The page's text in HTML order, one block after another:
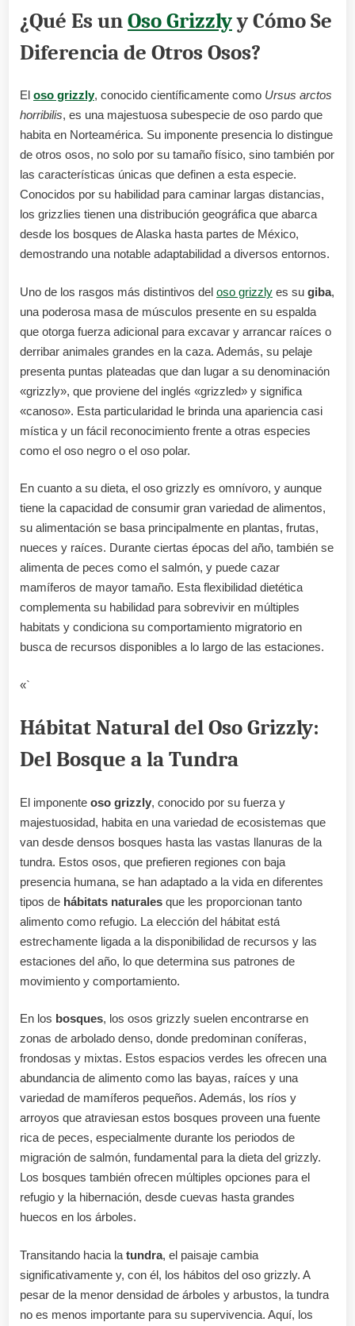
¿Qué Es unOso Grizzlyy Cómo Se
Diferencia de Otros Osos?
El oso grizzly, conocido científicamente como Ursus arctos
horribilis, es una majestuosa subespecie de oso pardo que
habita en Norteamérica. Su imponente presencia lo distingue
de otros osos, no solo por su tamaño físico, sino también por
las características únicas que definen a esta especie.
Conocidos por su habilidad para caminar largas distancias,
los grizzlies tienen una distribución geográfica que abarca
desde los bosques de Alaska hasta partes de México,
demostrando una notable adaptabilidad a diversos entornos.
Uno de los rasgos más distintivos del oso grizzly es su giba,
una poderosa masa de músculos presente en su espalda
que otorga fuerza adicional para excavar y arrancar raíces o
derribar animales grandes en la caza. Además, su pelaje
presenta puntas plateadas que dan lugar a su denominación
«grizzly», que proviene del inglés «grizzled» y significa
«canoso». Esta particularidad le brinda una apariencia casi
mística y un fácil reconocimiento frente a otras especies
como el oso negro o el oso polar.
En cuanto a su dieta, el oso grizzly es omnívoro, y aunque
tiene la capacidad de consumir gran variedad de alimentos,
su alimentación se basa principalmente en plantas, frutas,
nueces y raíces. Durante ciertas épocas del año, también se
alimenta de peces como el salmón, y puede cazar
mamíferos de mayor tamaño. Esta flexibilidad dietética
complementa su habilidad para sobrevivir en múltiples
habitats y condiciona su comportamiento migratorio en
busca de recursos disponibles a lo largo de las estaciones.
«`
Hábitat Natural del Oso Grizzly:
Del Bosque a la Tundra
El imponente oso grizzly, conocido por su fuerza y
majestuosidad, habita en una variedad de ecosistemas que
van desde densos bosques hasta las vastas llanuras de la
tundra. Estos osos, que prefieren regiones con baja
presencia humana, se han adaptado a la vida en diferentes
tipos de hábitats naturales que les proporcionan tanto
alimento como refugio. La elección del hábitat está
estrechamente ligada a la disponibilidad de recursos y las
estaciones del año, lo que determina sus patrones de
movimiento y comportamiento.
En los bosques, los osos grizzly suelen encontrarse en
zonas de arbolado denso, donde predominan coníferas,
frondosas y mixtas. Estos espacios verdes les ofrecen una
abundancia de alimento como las bayas, raíces y una
variedad de mamíferos pequeños. Además, los ríos y
arroyos que atraviesan estos bosques proveen una fuente
rica de peces, especialmente durante los periodos de
migración de salmón, fundamental para la dieta del grizzly.
Los bosques también ofrecen múltiples opciones para el
refugio y la hibernación, desde cuevas hasta grandes
huecos en los árboles.
Transitando hacia la tundra, el paisaje cambia
significativamente y, con él, los hábitos del oso grizzly. A
pesar de la menor densidad de árboles y arbustos, la tundra
no es menos importante para su supervivencia. Aquí, los